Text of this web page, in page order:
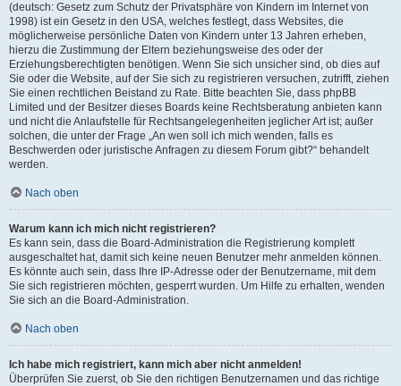
(deutsch: Gesetz zum Schutz der Privatsphäre von Kindern im Internet von
1998) ist ein Gesetz in den USA, welches festlegt, dass Websites, die
möglicherweise persönliche Daten von Kindern unter 13 Jahren erheben,
hierzu die Zustimmung der Eltern beziehungsweise des oder der
Erziehungsberechtigten benötigen. Wenn Sie sich unsicher sind, ob dies auf
Sie oder die Website, auf der Sie sich zu registrieren versuchen, zutrifft, ziehen
Sie einen rechtlichen Beistand zu Rate. Bitte beachten Sie, dass phpBB
Limited und der Besitzer dieses Boards keine Rechtsberatung anbieten kann
und nicht die Anlaufstelle für Rechtsangelegenheiten jeglicher Art ist; außer
solchen, die unter der Frage „An wen soll ich mich wenden, falls es
Beschwerden oder juristische Anfragen zu diesem Forum gibt?“ behandelt
werden.
Nach oben
Warum kann ich mich nicht registrieren?
Es kann sein, dass die Board-Administration die Registrierung komplett
ausgeschaltet hat, damit sich keine neuen Benutzer mehr anmelden können.
Es könnte auch sein, dass Ihre IP-Adresse oder der Benutzername, mit dem
Sie sich registrieren möchten, gesperrt wurden. Um Hilfe zu erhalten, wenden
Sie sich an die Board-Administration.
Nach oben
Ich habe mich registriert, kann mich aber nicht anmelden!
Überprüfen Sie zuerst, ob Sie den richtigen Benutzernamen und das richtige